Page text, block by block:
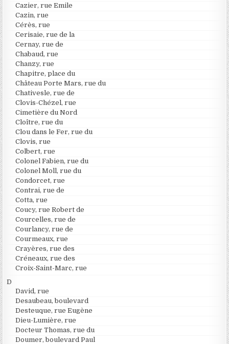
Cazier, rue Emile
Cazin, rue
Cérès, rue
Cerisaie, rue de la
Cernay, rue de
Chabaud, rue
Chanzy, rue
Chapitre, place du
Château Porte Mars, rue du
Chativesle, rue de
Clovis-Chézel, rue
Cimetière du Nord
Cloître, rue du
Clou dans le Fer, rue du
Clovis, rue
Colbert, rue
Colonel Fabien, rue du
Colonel Moll, rue du
Condorcet, rue
Contrai, rue de
Cotta, rue
Coucy, rue Robert de
Courcelles, rue de
Courlancy, rue de
Courmeaux, rue
Crayères, rue des
Créneaux, rue des
Croix-Saint-Marc, rue
D
David, rue
Desaubeau, boulevard
Desteuque, rue Eugène
Dieu-Lumière, rue
Docteur Thomas, rue du
Doumer, boulevard Paul